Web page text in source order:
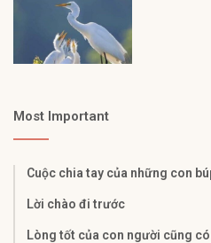
Most Important
Cuộc chia tay của những con
Lời chào đi trước
Lòng tốt của con người cũng